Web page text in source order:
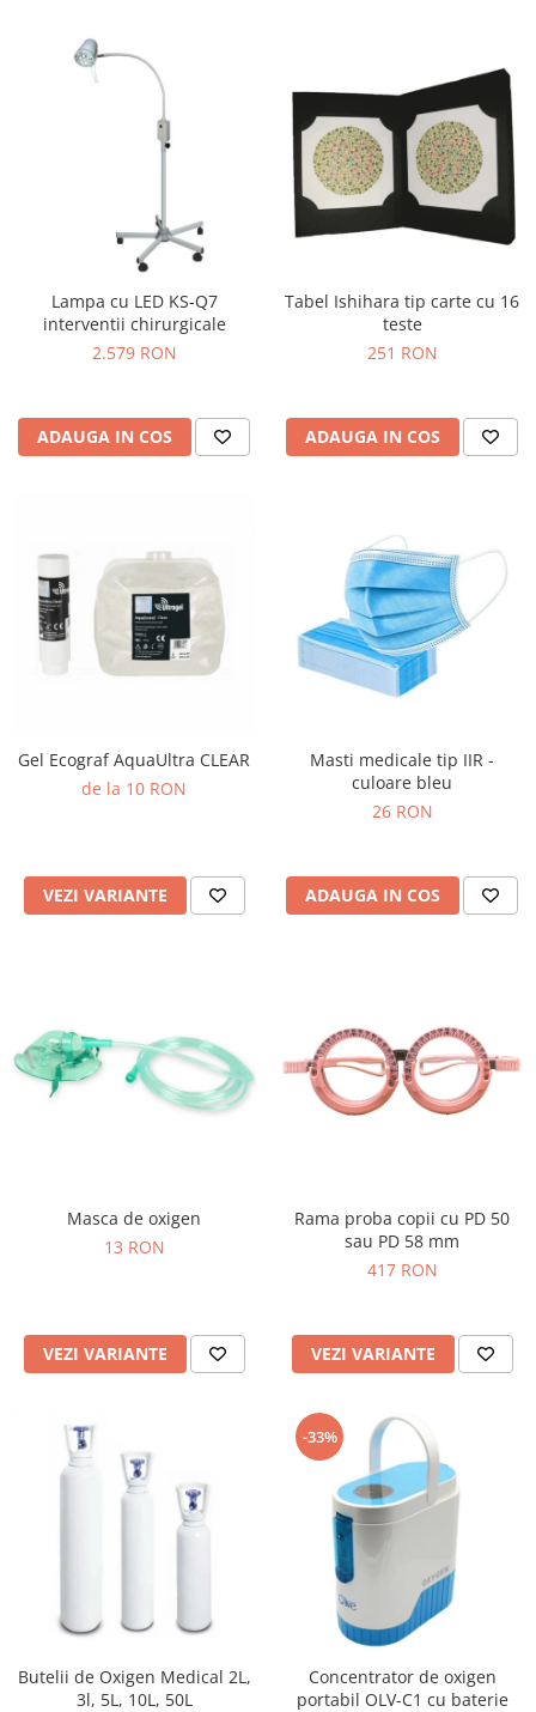
Lampa cu LED KS-Q7
interventii chirurgicale
2.579 RON
ADAUGA IN COS
Tabel Ishihara tip carte cu 16
teste
251 RON
ADAUGA IN COS
Gel Ecograf AquaUltra CLEAR
de la 10 RON
VEZI VARIANTE
Masti medicale tip IIR -
culoare bleu
26 RON
ADAUGA IN COS
Masca de oxigen
13 RON
VEZI VARIANTE
Rama proba copii cu PD 50
sau PD 58 mm
417 RON
VEZI VARIANTE
Butelii de Oxigen Medical 2L,
3l, 5L, 10L, 50L
-33%
Concentrator de oxigen
portabil OLV-C1 cu baterie